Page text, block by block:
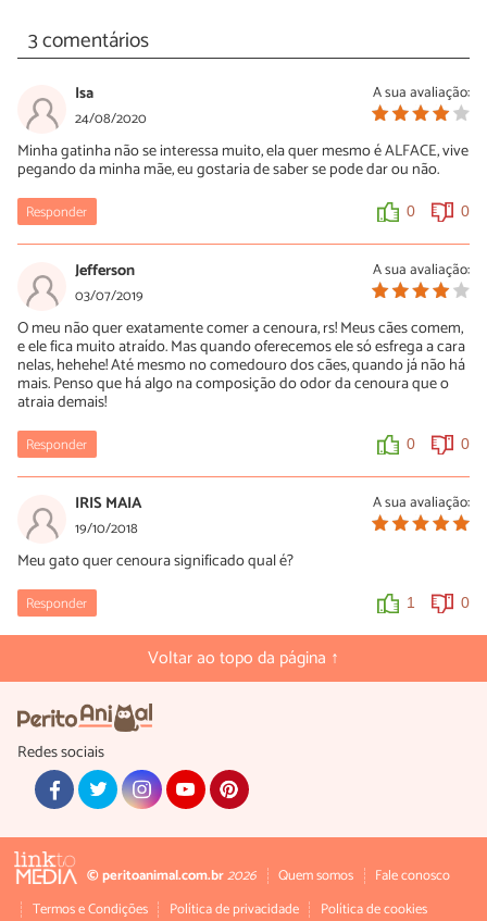
3 comentários
A sua avaliação:
Isa
24/08/2020
Minha gatinha não se interessa muito, ela quer mesmo é ALFACE, vive
pegando da minha mãe, eu gostaria de saber se pode dar ou não.
Responder 0 0
A sua avaliação:
Jefferson
03/07/2019
O meu não quer exatamente comer a cenoura, rs! Meus cães comem,
e ele fica muito atraído. Mas quando oferecemos ele só esfrega a cara
nelas, hehehe! Até mesmo no comedouro dos cães, quando já não há
mais. Penso que há algo na composição do odor da cenoura que o
atraia demais!
Responder 0 0
A sua avaliação:
IRIS MAIA
19/10/2018
Meu gato quer cenoura significado qual é?
Responder 1 0
Voltar ao topo da página ↑
Redes sociais
© peritoanimal.com.br2026 Quem somos
Fale conosco
Termos e Condições
Política de privacidade Política de cookies